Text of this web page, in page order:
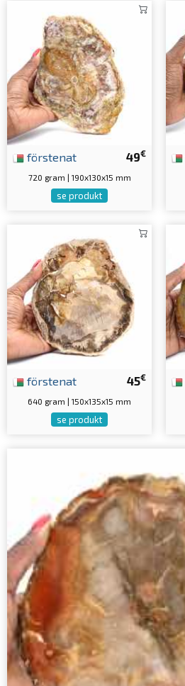
49€
förstenat
720 gram | 190x130x15 mm
se produkt
45€
förstenat
640 gram | 150x135x15 mm
se produkt